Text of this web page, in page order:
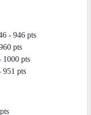
- 946 pts
- 960 pts
- 1000 pts
- 951 pts